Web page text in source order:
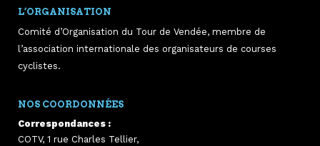
L’ORGANISATION
Comité d’Organisation du Tour de Vendée, membre de
l’association internationale des organisateurs de courses
cyclistes.
NOS COORDONNÉES
Correspondances :
COTV, 1 rue Charles Tellier,